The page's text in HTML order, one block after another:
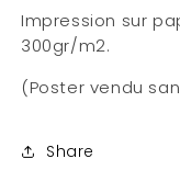
Impression sur
300gr/m2.
(Poster vendu
Share